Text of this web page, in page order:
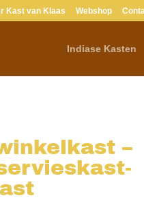
Kast van Klaas Webshop
Indiase Kasten
–